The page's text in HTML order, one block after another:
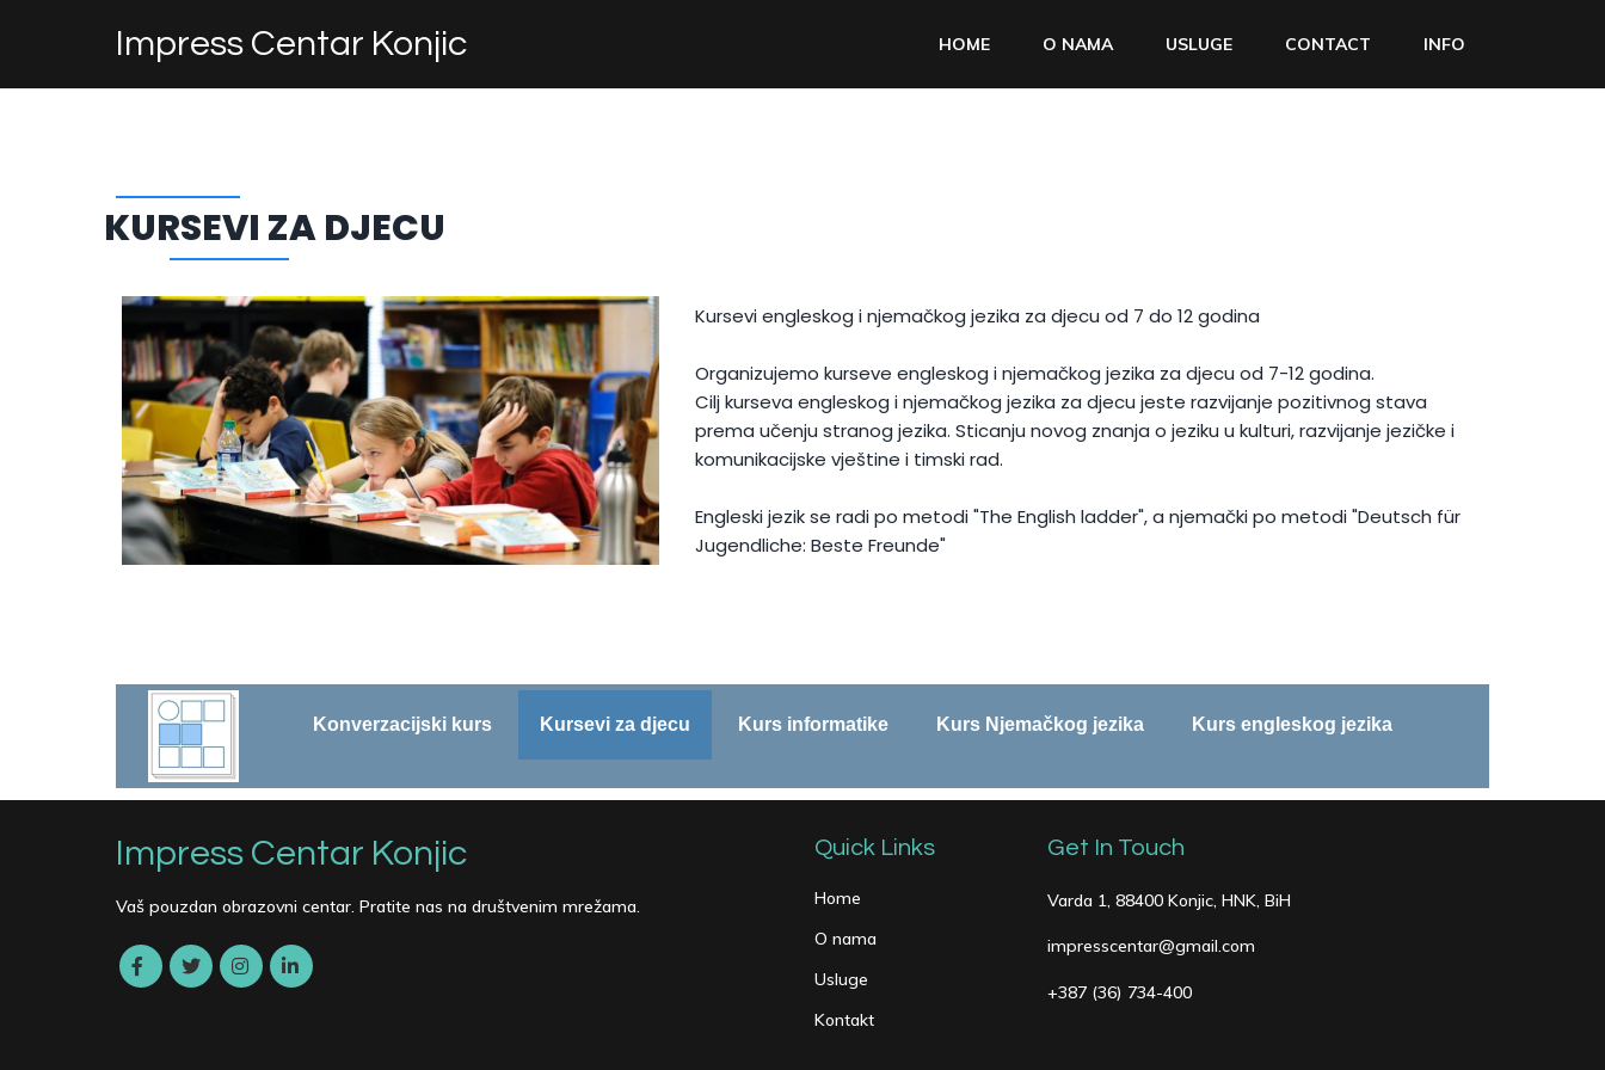
Impress Centar Konjic HOME O NAMA USLUGE CONTACT INFO
KURSEVI ZA DJECU
Kursevi engleskog i njemačkog jezika za djecu od 7 do 12 godina
Organizujemo kurseve engleskog i njemačkog jezika za djecu od 7-12 godina.
Cilj kurseva engleskog i njemačkog jezika za djecu jeste razvijanje pozitivnog stava
prema učenju stranog jezika. Sticanju novog znanja o jeziku u kulturi, razvijanje jezičke i
komunikacijske vještine i timski rad.
Engleski jezik se radi po metodi "The English ladder", a njemački po metodi "Deutsch für
Jugendliche: Beste Freunde"
Konverzacijski kurs Kursevi za djecu Kurs informatike Kurs Njemačkog jezika Kurs engleskog jezika
Impress Centar Konjic
Vaš pouzdan obrazovni centar. Pratite nas na društvenim mrežama.
Quick Links
Home
O nama
Usluge
Kontakt
Get In Touch
Varda 1, 88400 Konjic, HNK, BiH
impresscentar@gmail.com
+387 (36) 734-400